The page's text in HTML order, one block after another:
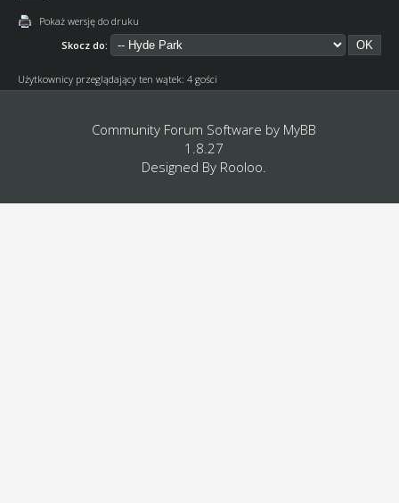
Pokaż wersję do druku
Skocz do:
Użytkownicy przeglądający ten wątek: 4 gości
Community Forum Software by MyBB
1.8.27
Designed By Rooloo.